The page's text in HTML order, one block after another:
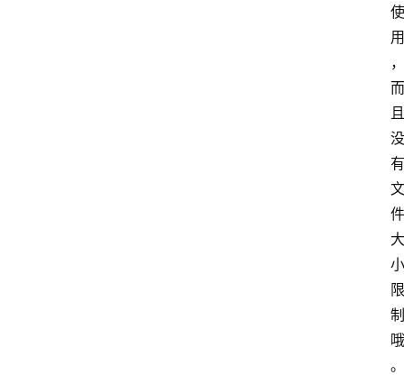
使
用
，
而
且
没
有
文
件
大
小
限
制
哦
。